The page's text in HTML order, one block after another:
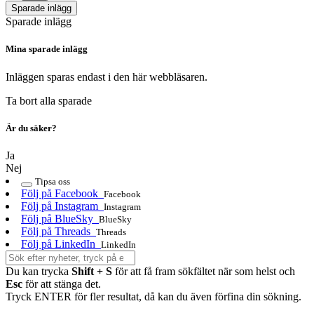
Sparade inlägg
Sparade inlägg
Mina sparade inlägg
Inläggen sparas endast i den här webbläsaren.
Ta bort alla sparade
Är du säker?
Ja
Nej
Tipsa oss
Följ på Facebook Facebook
Följ på Instagram Instagram
Följ på BlueSky BlueSky
Följ på Threads Threads
Följ på LinkedIn LinkedIn
Du kan trycka Shift + S för att få fram sökfältet när som helst och
Esc för att stänga det.
Tryck ENTER för fler resultat, då kan du även förfina din sökning.